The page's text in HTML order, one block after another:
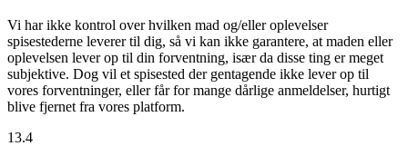
Vi har ikke kontrol over hvilken mad og/eller oplevelser
spisestederne leverer til dig, så vi kan ikke garantere, at maden eller
oplevelsen lever op til din forventning, især da disse ting er meget
subjektive. Dog vil et spisested der gentagende ikke lever op til
vores forventninger, eller får for mange dårlige anmeldelser, hurtigt
blive fjernet fra vores platform.
13.4